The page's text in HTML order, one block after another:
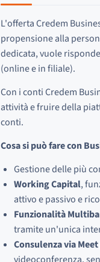
L'offerta Credem
propensione alla
dedicata, vuole
(online e in filiale).
Con i conti Credem
attività e fruire della
conti.
Cosa si può fare con
Gestione delle più
Working Capital,
attivo e passivo e
Funzionalità
tramite un'unica
Consulenza via Meet
videoconferenza,